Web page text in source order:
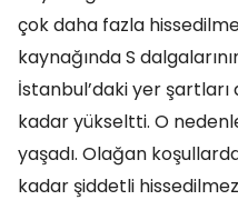
çok daha fazla
kaynağında S
İstanbul’daki yer
kadar yükseltti. O
yaşadı. Olağan
kadar şiddetli